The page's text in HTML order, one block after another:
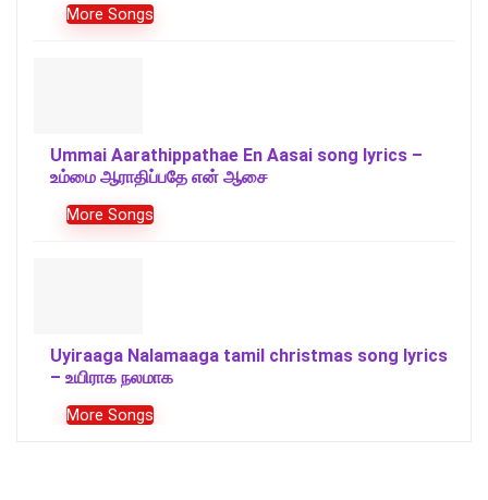
More Songs
Ummai Aarathippathae En Aasai song lyrics –
உம்மை ஆராதிப்பதே என் ஆசை
More Songs
Uyiraaga Nalamaaga tamil christmas song lyrics
– உயிராக நலமாக
More Songs